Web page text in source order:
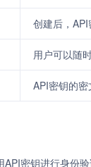
创建后，
用户可以随
API密钥的
API密钥进行身份